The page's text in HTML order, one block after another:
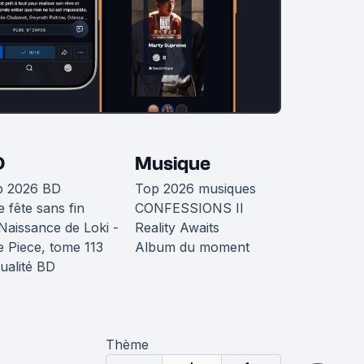
2026 BD
fête sans fin
de Loki -
Piece, tome 113
BD
Musique
Top 2026 musiques
CONFESSIONS II
Reality Awaits
Album du moment
Thème